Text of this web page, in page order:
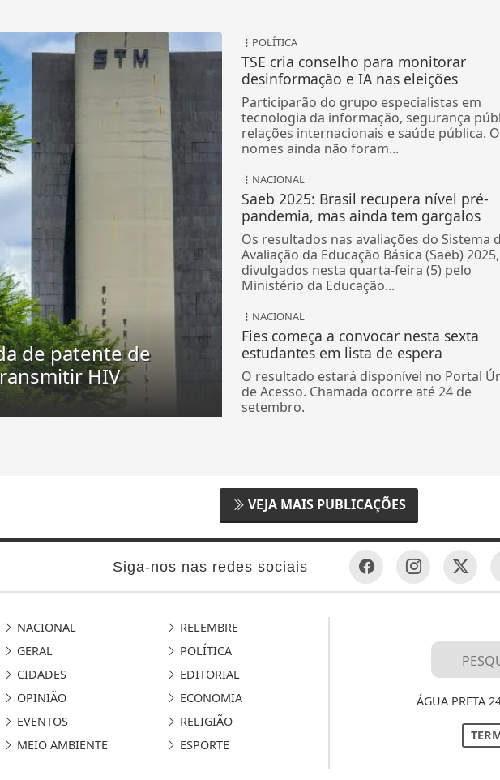
de patente de
HIV
POLÍTICA
TSE cria conselho para monitorar
desinformação e IA nas eleições
Participarão do grupo especialistas em
tecnologia da informação, segurança
relações internacionais e saúde pública.
nomes ainda não foram...
NACIONAL
Saeb 2025: Brasil recupera nível pré-
pandemia, mas ainda tem gargalos
Os resultados nas avaliações do Sistema
Avaliação da Educação Básica (Saeb) 2025,
divulgados nesta quarta-feira (5) pelo
Ministério da Educação...
NACIONAL
Fies começa a convocar nesta sexta
estudantes em lista de espera
O resultado estará disponível no Portal
de Acesso. Chamada ocorre até 24 de
setembro.
VEJA MAIS PUBLICAÇÕES
Siga-nos nas redes sociais
NACIONAL
RELEMBRE
GERAL
POLÍTICA
CIDADES
EDITORIAL
OPINIÃO
ECONOMIA
EVENTOS
RELIGIÃO
MEIO AMBIENTE
ESPORTE
ÁGUA PRETA